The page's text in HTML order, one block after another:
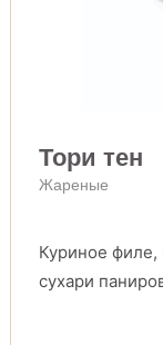
Тори тен
Жареные
Куриное
сухари